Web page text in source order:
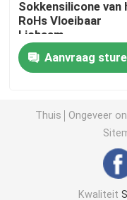
De Drukinkt van
Silicone
Elektrisch
Sokkensilicone van
RoHs Vloeibaar
Lichaam
Aanvraag
Thuis Ongeveer
Kwaliteit